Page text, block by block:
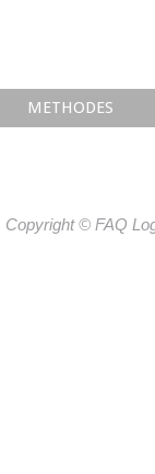
METHODES
Copyright © FAQ